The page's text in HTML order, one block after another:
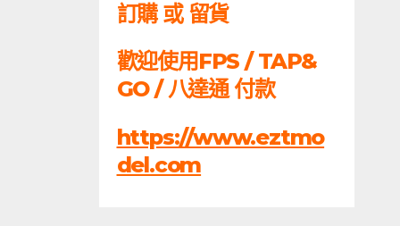
訂購 或 留貨
歡迎使用FPS / TAP&
GO / 八達通 付款
https://www.eztmo
del.com